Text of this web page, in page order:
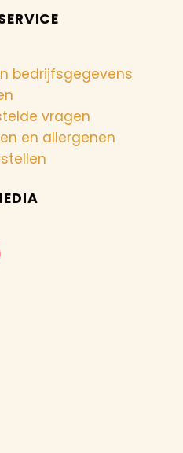
bedrijfsgegevens
vragen
en allergenen